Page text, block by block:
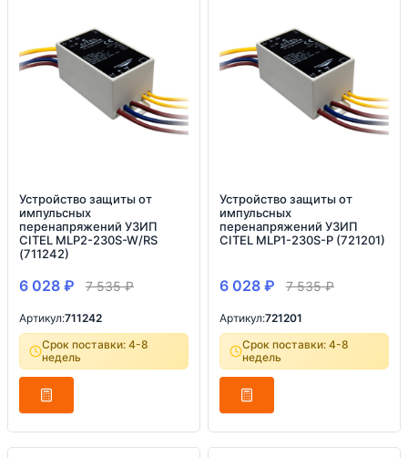
Устройство защиты от
импульсных
перенапряжений УЗИП
CITEL MLP2-230S-W/RS
(711242)
6 028 ₽ 7 535₽
Артикул:711242
Срок поставки: 4-8
недель
Устройство защиты от
импульсных
перенапряжений УЗИП
CITEL MLP1-230S-P (721201)
6 028 ₽ 7 535₽
Артикул:721201
Срок поставки: 4-8
недель